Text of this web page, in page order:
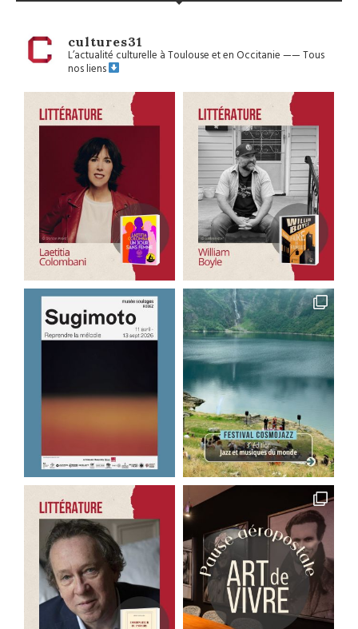
cultures31
L’actualité culturelle à Toulouse et en Occitanie——Tous
nos liens